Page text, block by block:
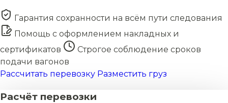
Гарантия сохранности на всём пути следования
Помощь с оформлением накладных и
сертификатов
Строгое соблюдение сроков
подачи вагонов
Рассчитать перевозку Разместить груз
Расчёт перевозки